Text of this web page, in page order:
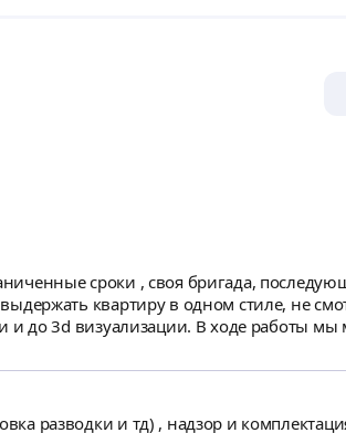
сроки , своя бригада,
квартиру в одном стиле, не
как будет выглядеть финал после